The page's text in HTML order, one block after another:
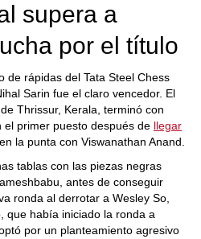
supera a
por el título
de rápidas del Tata Steel Chess
Sarin fue el claro vencedor. El
Thrissur, Kerala, terminó con
primer puesto después de llegar
la punta con Viswanathan Anand.
tablas con las piezas negras
antes de conseguir
ronda al derrotar a Wesley So,
que había iniciado la ronda a
por un planteamiento agresivo